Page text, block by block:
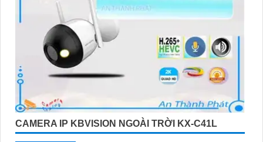
CAMERA IP KBVISION NGOÀI TRỜI KX-C41L